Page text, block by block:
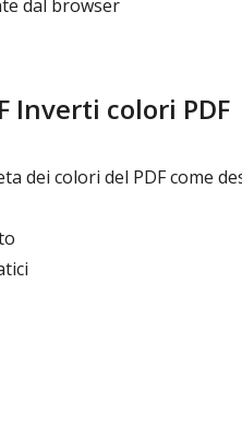
dal browser
Inverti colori PDF
dei colori del PDF come